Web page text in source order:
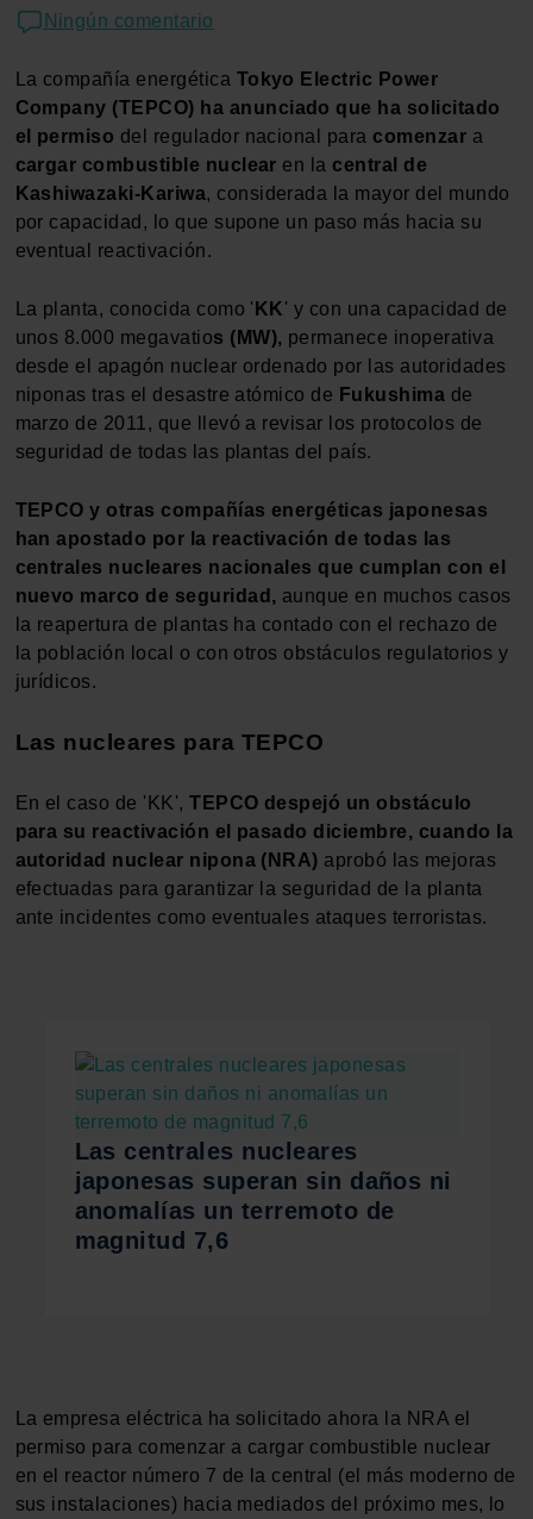
Ningún comentario
La compañía energética Tokyo Electric Power
Company (TEPCO) ha anunciado que ha solicitado
el permiso del regulador nacional para comenzar a
cargar combustible nuclear en la central de
Kashiwazaki-Kariwa, considerada la mayor del mundo
por capacidad, lo que supone un paso más hacia su
eventual reactivación.
La planta, conocida como ' KK' y con una capacidad de
unos 8.000 megavatios (MW), permanece inoperativa
desde el apagón nuclear ordenado por las autoridades
niponas tras el desastre atómico de Fukushima de
marzo de 2011, que llevó a revisar los protocolos de
seguridad de todas las plantas del país.
TEPCO y otras compañías energéticas japonesas
han apostado por la reactivación de todas las
centrales nucleares nacionales que cumplan con el
nuevo marco de seguridad, aunque en muchos casos
la reapertura de plantas ha contado con el rechazo de
la población local o con otros obstáculos regulatorios y
jurídicos.
Las nucleares para TEPCO
En el caso de 'KK',TEPCO despejó un obstáculo
para su reactivación el pasado diciembre, cuando la
autoridad nuclear nipona (NRA) aprobó las mejoras
efectuadas para garantizar la seguridad de la planta
ante incidentes como eventuales ataques terroristas.
Las centrales nucleares
japonesas superan sin daños ni
anomalías un terremoto de
magnitud 7,6
La empresa eléctrica ha solicitado ahora la NRA el
permiso para comenzar a cargar combustible nuclear
en el reactor número 7 de la central (el más moderno de
sus instalaciones) hacia mediados del próximo mes, lo